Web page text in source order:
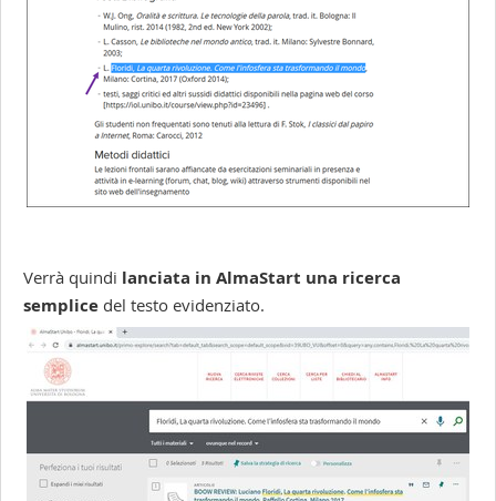
Verrà quindi lanciata in AlmaStart una ricerca
semplice del testo evidenziato.